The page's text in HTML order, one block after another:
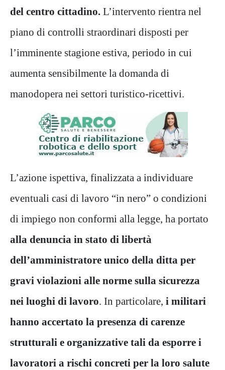
del centro cittadino. L’intervento rientra nel
piano di controlli straordinari disposti per
l’imminente stagione estiva, periodo in cui
aumenta sensibilmente la domanda di
manodopera nei settori turistico-ricettivi.
L’azione ispettiva, finalizzata a individuare
eventuali casi di lavoro “in nero” o condizioni
di impiego non conformi alla legge, ha portato
alla denuncia in stato di libertà
dell’amministratore unico della ditta per
gravi violazioni alle norme sulla sicurezza
nei luoghi di lavoro. In particolare, i militari
hanno accertato la presenza di carenze
strutturali e organizzative tali da esporre i
lavoratori a rischi concreti per la loro salute